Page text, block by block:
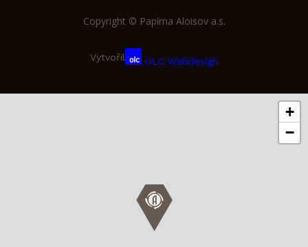
Copyright © Papírna Aloisov a.s.
Vytvořil OLC Webdesign
+
−